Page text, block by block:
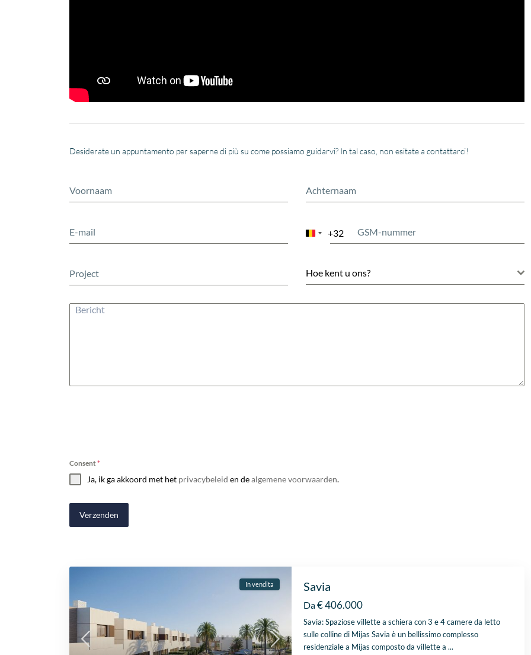
Desiderate un appuntamento per saperne di più su come possiamo guidarvi? In tal caso, non esitate a contattarci!
Belgium
+32
Hoe kent u ons?
Consent*
Ja, ik ga akkoord met het privacybeleid en dealgemene voorwaarden.
Verzenden
In vendita Savia
Da€ 406.000
Savia: Spaziose villette a schiera con 3 e 4 camere da letto
sulle colline di Mijas Savia è un bellissimo complesso
residenziale a Mijas composto da villette a ...